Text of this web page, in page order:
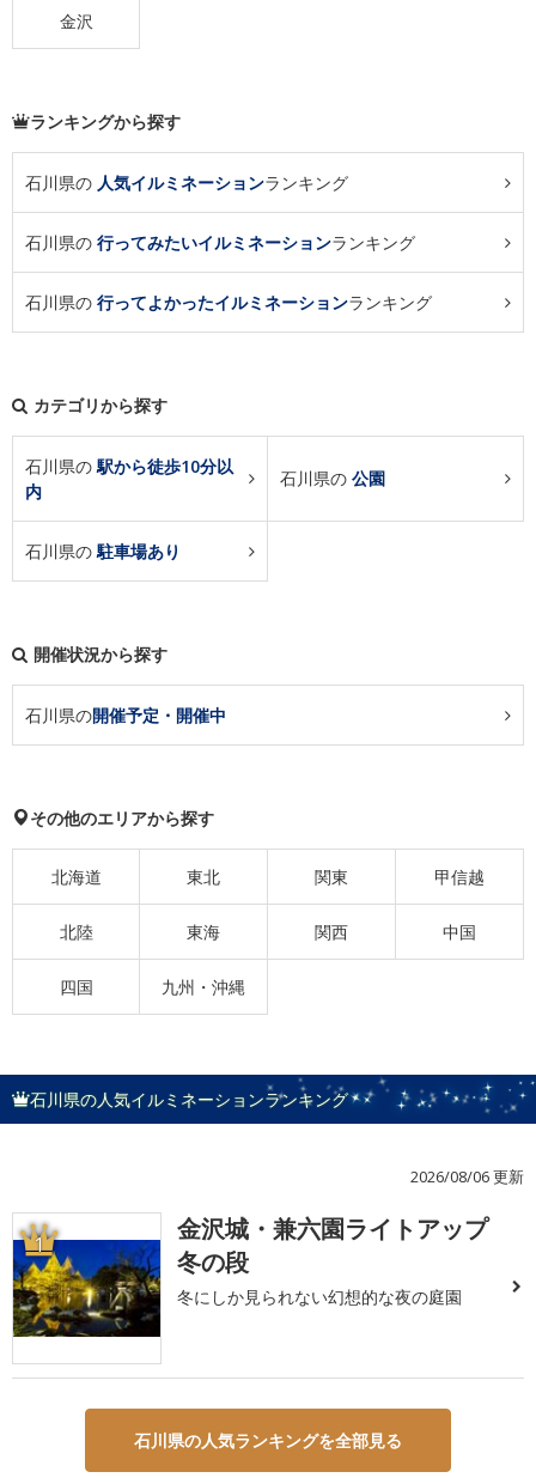
金沢
ランキングから探す
石川県の 人気イルミネーションランキング
石川県の 行ってみたいイルミネーションランキング
石川県の 行ってよかったイルミネーションランキング
カテゴリから探す
石川県の駅から徒歩10分以
内
石川県の 公園
石川県の駐車場あり
開催状況から探す
石川県の開催予定・開催中
その他のエリアから探す
北海道 東北 関東 甲信越
北陸 東海 関西 中国
四国 九州・沖縄
石川県の人気イルミネーションランキング
2026/08/06 更新
1
金沢城・兼六園ライトアップ
冬の段
冬にしか見られない幻想的な夜の庭園
石川県の人気ランキングを全部見る